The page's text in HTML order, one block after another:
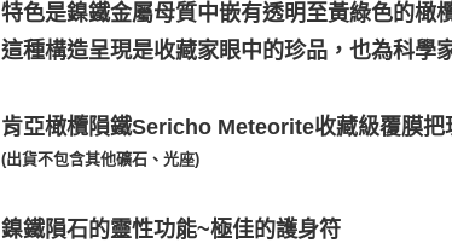
特色是鎳鐵金屬母質中嵌有透明至黃綠色的橄
這種構造呈現是收藏家眼中的珍品，也為科學
肯亞橄欖隕鐵Sericho Meteorite收藏級覆膜
(出貨不包含其他礦石、光座)
鎳鐵隕石的靈性功能~極佳的護身符